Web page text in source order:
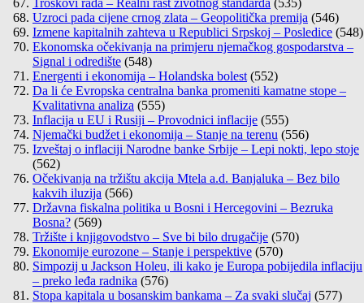
Troškovi rada – Realni rast životnog standarda (535)
Uzroci pada cijene crnog zlata – Geopolitička premija (546)
Izmene kapitalnih zahteva u Republici Srpskoj – Posledice (548)
Ekonomska očekivanja na primjeru njemačkog gospodarstva –
Signal i odredište (548)
Energenti i ekonomija – Holandska bolest (552)
Da li će Evropska centralna banka promeniti kamatne stope –
Kvalitativna analiza (555)
Inflacija u EU i Rusiji – Provodnici inflacije (555)
Njemački budžet i ekonomija – Stanje na terenu (556)
Izveštaj o inflaciji Narodne banke Srbije – Lepi nokti, lepo stoje
(562)
Očekivanja na tržištu akcija Mtela a.d. Banjaluka – Bez bilo
kakvih iluzija (566)
Državna fiskalna politika u Bosni i Hercegovini – Bezruka
Bosna? (569)
Tržište i knjigovodstvo – Sve bi bilo drugačije (570)
Ekonomije eurozone – Stanje i perspektive (570)
Simpozij u Jackson Holeu, ili kako je Europa pobijedila inflaciju
– preko leđa radnika (576)
Stopa kapitala u bosanskim bankama – Za svaki slučaj (577)